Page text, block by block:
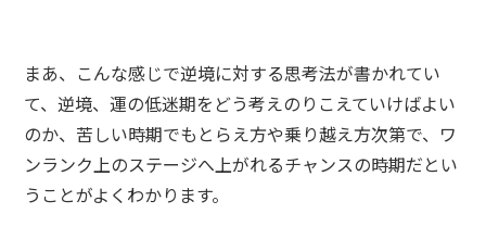
まあ、こんな感じで逆境に対する思考法が書かれてい
て、逆境、運の低迷期をどう考えのりこえていけばよい
のか、苦しい時期でもとらえ方や乗り越え方次第で、ワ
ンランク上のステージへ上がれるチャンスの時期だとい
うことがよくわかります。